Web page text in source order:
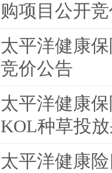
购项目公开
太平洋健康
竞价公告
太平洋健康
KOL种草投
太平洋健康